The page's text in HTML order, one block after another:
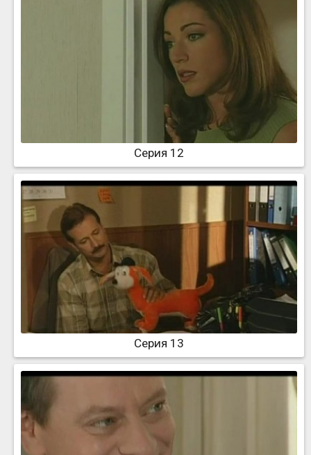
Серия 12
Серия 13